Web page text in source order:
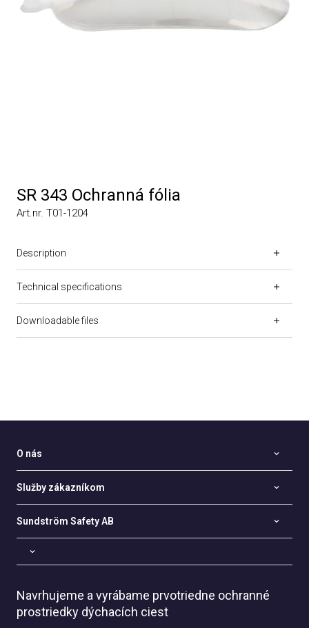
SR 343 Ochranná fólia
Art.nr. T01-1204
Description
Technical specifications
Downloadable files
O nás
Služby zákazníkom
Sundström Safety AB
Navrhujeme a vyrábame prvotriedne ochranné
prostriedky dýchacích ciest